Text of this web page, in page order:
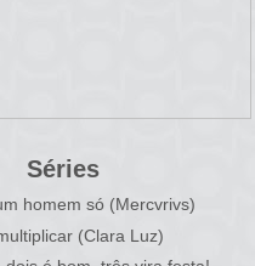
Séries
homem só (Mercvrivs)
(Clara Luz)